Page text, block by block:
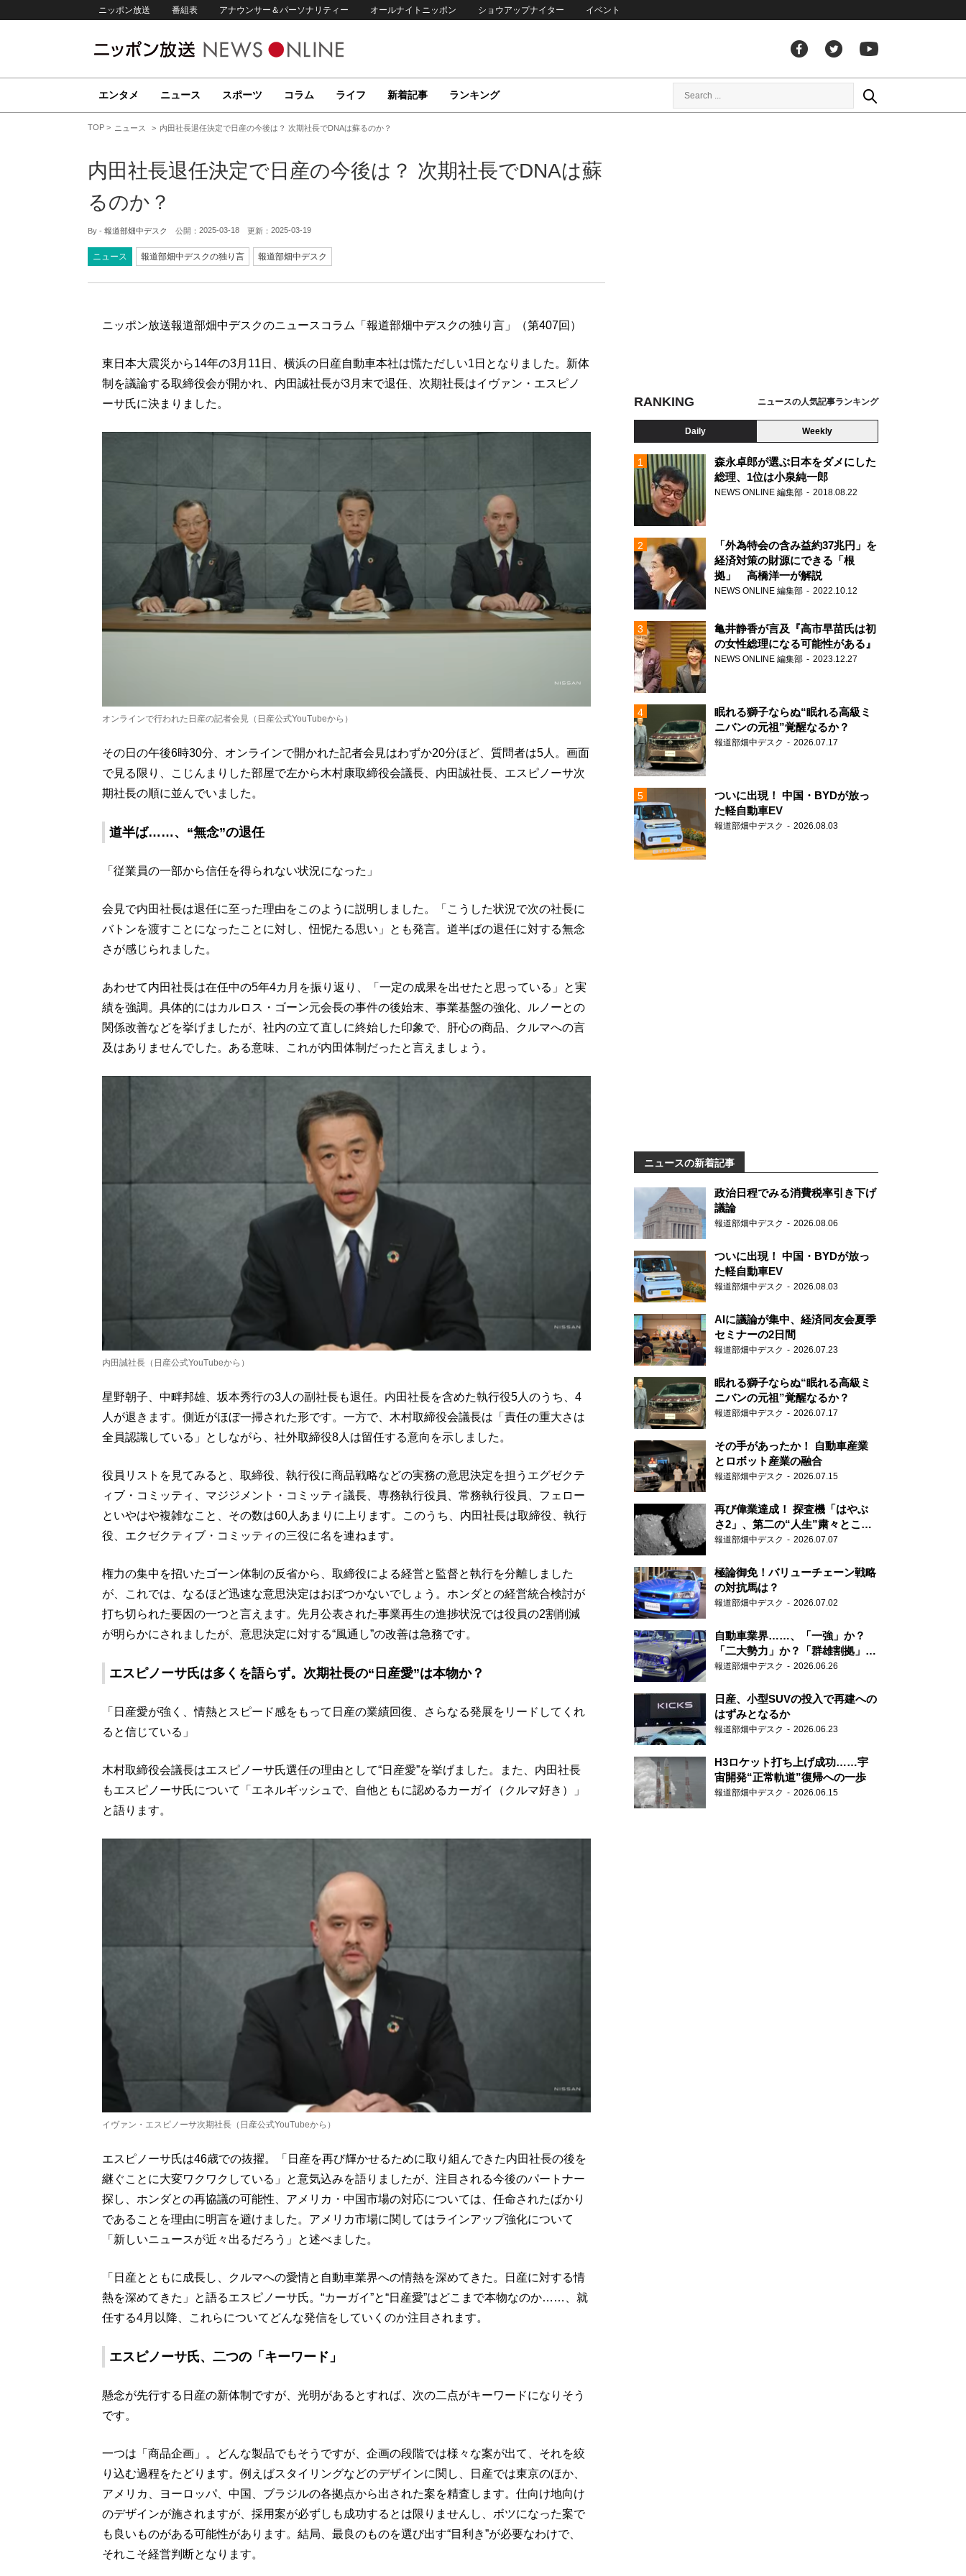
ニッポン放送 番組表 アナウンサー＆パーソナリティー オールナイトニッポン ショウアップナイター イベント
エンタメ ニュース スポーツ コラム ライフ 新着記事 ランキング
TOP ニュース 内田社長退任決定で日産の今後は？ 次期社長でDNAは蘇るのか？
内田社長退任決定で日産の今後は？ 次期社長でDNAは蘇
るのか？
By - 報道部畑中デスク 公開： 2025-03-18 更新： 2025-03-19
ニュース 報道部畑中デスクの独り言 報道部畑中デスク
ニッポン放送報道部畑中デスクのニュースコラム「報道部畑中デスクの独り言」（第407回）
東日本大震災から14年の3月11日、横浜の日産自動車本社は慌ただしい1日となりました。新体
制を議論する取締役会が開かれ、内田誠社長が3月末で退任、次期社長はイヴァン・エスピノ
ーサ氏に決まりました。
オンラインで行われた日産の記者会見（日産公式YouTubeから）
その日の午後6時30分、オンラインで開かれた記者会見はわずか20分ほど、質問者は5人。画面
で見る限り、こじんまりした部屋で左から木村康取締役会議長、内田誠社長、エスピノーサ次
期社長の順に並んでいました。
道半ば……、“無念”の退任
「従業員の一部から信任を得られない状況になった」
会見で内田社長は退任に至った理由をこのように説明しました。「こうした状況で次の社長に
バトンを渡すことになったことに対し、忸怩たる思い」とも発言。道半ばの退任に対する無念
さが感じられました。
あわせて内田社長は在任中の5年4カ月を振り返り、「一定の成果を出せたと思っている」と実
績を強調。具体的にはカルロス・ゴーン元会長の事件の後始末、事業基盤の強化、ルノーとの
関係改善などを挙げましたが、社内の立て直しに終始した印象で、肝心の商品、クルマへの言
及はありませんでした。ある意味、これが内田体制だったと言えましょう。
内田誠社長（日産公式YouTubeから）
星野朝子、中畔邦雄、坂本秀行の3人の副社長も退任。内田社長を含めた執行役5人のうち、4
人が退きます。側近がほぼ一掃された形です。一方で、木村取締役会議長は「責任の重大さは
全員認識している」としながら、社外取締役8人は留任する意向を示しました。
役員リストを見てみると、取締役、執行役に商品戦略などの実務の意思決定を担うエグゼクテ
ィブ・コミッティ、マジジメント・コミッティ議長、専務執行役員、常務執行役員、フェロー
といやはや複雑なこと、その数は60人あまりに上ります。このうち、内田社長は取締役、執行
役、エクゼクティブ・コミッティの三役に名を連ねます。
権力の集中を招いたゴーン体制の反省から、取締役による経営と監督と執行を分離しました
が、これでは、なるほど迅速な意思決定はおぼつかないでしょう。ホンダとの経営統合検討が
打ち切られた要因の一つと言えます。先月公表された事業再生の進捗状況では役員の2割削減
が明らかにされましたが、意思決定に対する“風通し”の改善は急務です。
エスピノーサ氏は多くを語らず。次期社長の“日産愛”は本物か？
「日産愛が強く、情熱とスピード感をもって日産の業績回復、さらなる発展をリードしてくれ
ると信じている」
木村取締役会議長はエスピノーサ氏選任の理由として“日産愛”を挙げました。また、内田社長
もエスピノーサ氏について「エネルギッシュで、自他ともに認めるカーガイ（クルマ好き）」
と語ります。
イヴァン・エスピノーサ次期社長（日産公式YouTubeから）
エスピノーサ氏は46歳での抜擢。「日産を再び輝かせるために取り組んできた内田社長の後を
継ぐことに大変ワクワクしている」と意気込みを語りましたが、注目される今後のパートナー
探し、ホンダとの再協議の可能性、アメリカ・中国市場の対応については、任命されたばかり
であることを理由に明言を避けました。アメリカ市場に関してはラインアップ強化について
「新しいニュースが近々出るだろう」と述べました。
「日産とともに成長し、クルマへの愛情と自動車業界への情熱を深めてきた。日産に対する情
熱を深めてきた」と語るエスピノーサ氏。“カーガイ”と“日産愛”はどこまで本物なのか……、就
任する4月以降、これらについてどんな発信をしていくのか注目されます。
エスピノーサ氏、二つの「キーワード」
懸念が先行する日産の新体制ですが、光明があるとすれば、次の二点がキーワードになりそう
です。
一つは「商品企画」。どんな製品でもそうですが、企画の段階では様々な案が出て、それを絞
り込む過程をたどります。例えばスタイリングなどのデザインに関し、日産では東京のほか、
アメリカ、ヨーロッパ、中国、ブラジルの各拠点から出された案を精査します。仕向け地向け
のデザインが施されますが、採用案が必ずしも成功するとは限りませんし、ボツになった案で
も良いものがある可能性があります。結局、最良のものを選び出す“目利き”が必要なわけで、
それこそ経営判断となります。
RANKING ニュースの人気記事ランキング
Daily Weekly
森永卓郎が選ぶ日本をダメにした
総理、1位は小泉純一郎
NEWS ONLINE 編集部 2018.08.22
「外為特会の含み益約37兆円」を
経済対策の財源にできる「根
拠」 高橋洋一が解説
NEWS ONLINE 編集部 2022.10.12
亀井静香が言及『高市早苗氏は初
の女性総理になる可能性がある』
NEWS ONLINE 編集部 2023.12.27
眠れる獅子ならぬ“眠れる高級ミ
ニバンの元祖”覚醒なるか？
報道部畑中デスク 2026.07.17
ついに出現！ 中国・BYDが放っ
た軽自動車EV
報道部畑中デスク 2026.08.03
ニュースの新着記事
政治日程でみる消費税率引き下げ
議論
報道部畑中デスク 2026.08.06
ついに出現！ 中国・BYDが放っ
た軽自動車EV
報道部畑中デスク 2026.08.03
AIに議論が集中、経済同友会夏季
セミナーの2日間
報道部畑中デスク 2026.07.23
眠れる獅子ならぬ“眠れる高級ミ
ニバンの元祖”覚醒なるか？
報道部畑中デスク 2026.07.17
その手があったか！ 自動車産業
とロボット産業の融合
報道部畑中デスク 2026.07.15
再び偉業達成！ 探査機「はやぶ
さ2」、第二の“人生”粛々とこな
す
報道部畑中デスク 2026.07.07
極論御免！バリューチェーン戦略
の対抗馬は？
報道部畑中デスク 2026.07.02
自動車業界……、「一強」か？
「二大勢力」か？「群雄割拠」
か？
報道部畑中デスク 2026.06.26
日産、小型SUVの投入で再建への
はずみとなるか
報道部畑中デスク 2026.06.23
H3ロケット打ち上げ成功……宇
宙開発“正常軌道”復帰への一歩
報道部畑中デスク 2026.06.15